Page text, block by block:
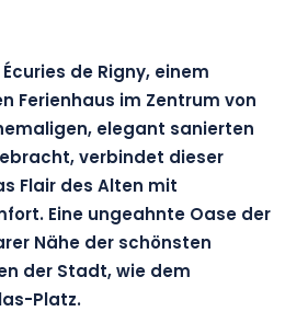
de Rigny, einem
Ferienhaus im Zentrum von
elegant sanierten
verbindet dieser
Flair des Alten mit
Eine ungeahnte Oase der
Nähe der schönsten
der Stadt, wie dem
Platz.